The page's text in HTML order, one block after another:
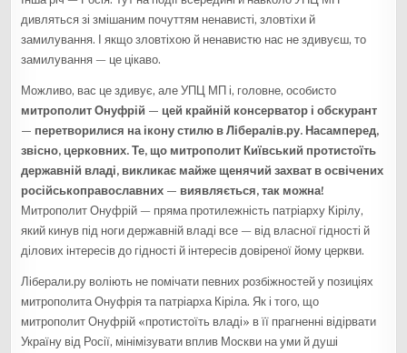
дивляться зі змішаним почуттям ненависті, зловтіхи й
замилування. І якщо зловтіхою й ненавистю нас не здивуєш, то
замилування — це цікаво.
Можливо, вас це здивує, але УПЦ МП і, головне, особисто
митрополит Онуфрій — цей крайній консерватор і обскурант
— перетворилися на ікону стилю в Лібералів.ру. Насамперед,
звісно, церковних. Те, що митрополит Київський протистоїть
державній владі, викликає майже щенячий захват в освічених
російськоправославних — виявляється, так можна!
Митрополит Онуфрій — пряма протилежність патріарху Кірілу,
який кинув під ноги державній владі все — від власної гідності й
ділових інтересів до гідності й інтересів довіреної йому церкви.
Ліберали.ру воліють не помічати певних розбіжностей у позиціях
митрополита Онуфрія та патріарха Кіріла. Як і того, що
митрополит Онуфрій «протистоїть владі» в її прагненні відірвати
Україну від Росії, мінімізувати вплив Москви на уми й душі